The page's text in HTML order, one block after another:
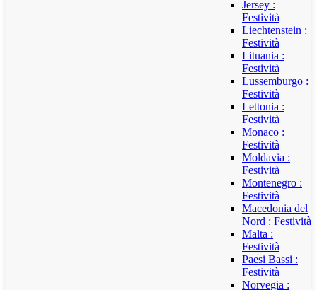
Jersey :
Festività
Liechtenstein :
Festività
Lituania :
Festività
Lussemburgo :
Festività
Lettonia :
Festività
Monaco :
Festività
Moldavia :
Festività
Montenegro :
Festività
Macedonia del
Nord : Festività
Malta :
Festività
Paesi Bassi :
Festività
Norvegia :